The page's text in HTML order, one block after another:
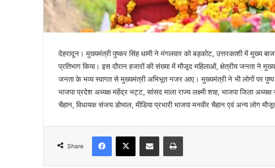
देहरादून। मुख्यमंत्री पुष्कर सिंह धामी ने मंगलवार को बड़कोट, उत्तरकाशी में मुख्य
प्रतिभाग किया। इस दौरान हजारों की संख्या में मौजूद महिलाओं, क्षेत्रीय जनता ने
जनता के भव्य स्वागत से मुख्यमंत्री अभिभूत नजर आए। मुख्यमंत्री ने भी लोगों पर
भाजपा प्रदेश अध्यक्ष महेंद्र भट्ट, सांसद माला राज्य लक्ष्मी शाह, भाजपा जिला
चैहान, विधायक संजय डोभाल, मीडिया प्रभारी भाजपा मनवीर चैहान एवं अन्य लोग
Share